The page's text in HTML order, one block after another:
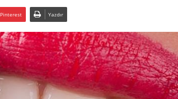
Pinterest Yazdır